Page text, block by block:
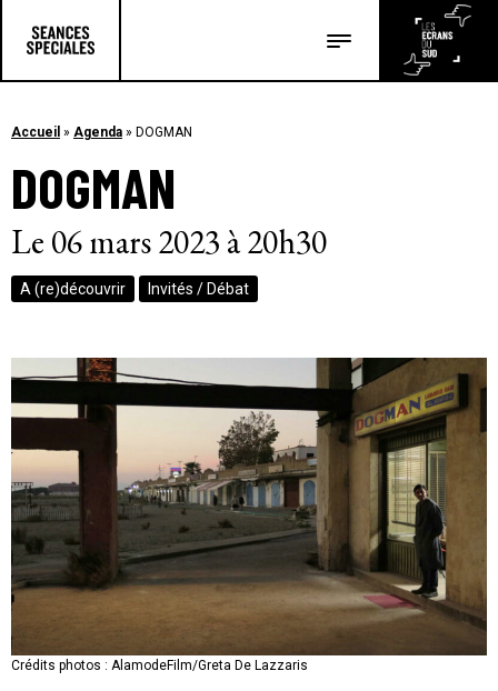
Accueil » Agenda » DOGMAN
DOGMAN
Le 06 mars 2023 à 20h30
A (re)découvrir Invités / Débat
Crédits photos : AlamodeFilm/Greta De Lazzaris
Crédits photos : AlamodeFilm/Greta De Lazzaris